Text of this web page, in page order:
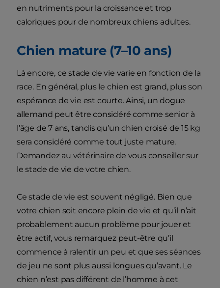
en nutriments pour la croissance et trop
caloriques pour de nombreux chiens adultes.
Chien mature (7–10 ans)
Là encore, ce stade de vie varie en fonction de la
race. En général, plus le chien est grand, plus son
espérance de vie est courte. Ainsi, un dogue
allemand peut être considéré comme senior à
l’âge de 7 ans, tandis qu’un chien croisé de 15 kg
sera considéré comme tout juste mature.
Demandez au vétérinaire de vous conseiller sur
le stade de vie de votre chien.
Ce stade de vie est souvent négligé. Bien que
votre chien soit encore plein de vie et qu’il n’ait
probablement aucun problème pour jouer et
être actif, vous remarquez peut-être qu’il
commence à ralentir un peu et que ses séances
de jeu ne sont plus aussi longues qu’avant. Le
chien n’est pas différent de l’homme à cet